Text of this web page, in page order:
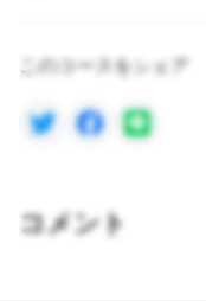
このコースをシェア
コメント